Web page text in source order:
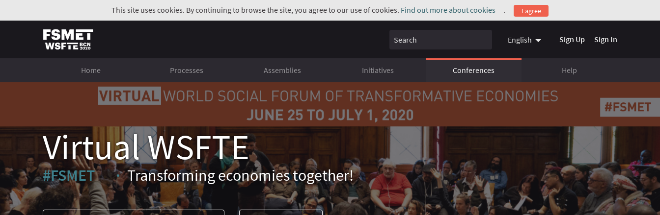
This site uses cookies. By continuing to browse the site, you agree to our use of cookies. Find out more about cookies
(External link)
. I agree
Search English Sign Up Sign In
Home Processes Assemblies Initiatives Conferences Help
Virtual WSFTE
#FSMET
(External link)
Transforming economies together!